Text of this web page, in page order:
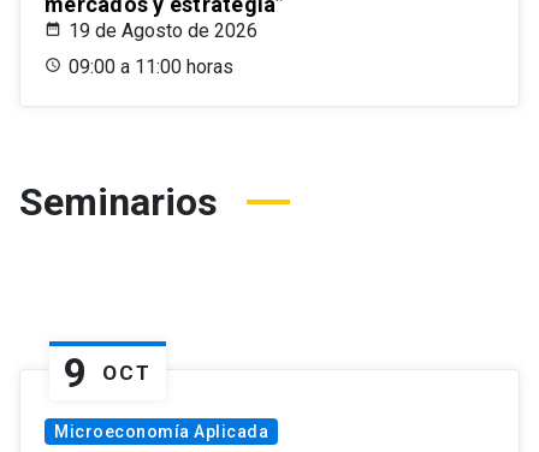
19 de Agosto de 2026
09:00 a 11:00 horas
Seminarios
9 OCT
Microeconomía Aplicada